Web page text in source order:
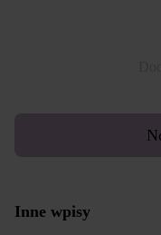
Inne wpisy